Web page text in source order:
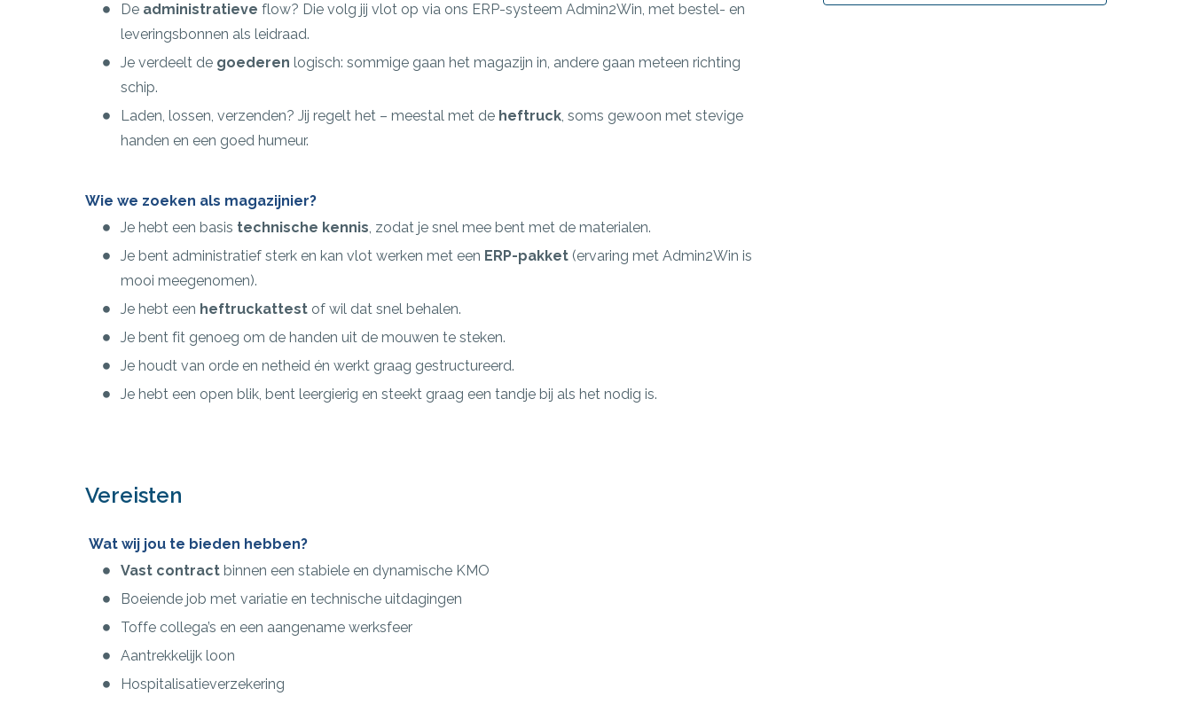
De administratieve flow? Die volg jij vlot op via ons ERP-systeem Admin2Win, met bestel- en
leveringsbonnen als leidraad.
Je verdeelt de goederen logisch: sommige gaan het magazijn in, andere gaan meteen richting
schip.
Laden, lossen, verzenden? Jij regelt het – meestal met de heftruck, soms gewoon met stevige
handen en een goed humeur.
Wie we zoeken als magazijnier?
Je hebt een basis technische kennis, zodat je snel mee bent met de materialen.
Je bent administratief sterk en kan vlot werken met een ERP-pakket (ervaring met Admin2Win is
mooi meegenomen).
Je hebt een heftruckattest of wil dat snel behalen.
Je bent fit genoeg om de handen uit de mouwen te steken.
Je houdt van orde en netheid én werkt graag gestructureerd.
Je hebt een open blik, bent leergierig en steekt graag een tandje bij als het nodig is.
Vereisten
Wat wij jou te bieden hebben?
Vast contract binnen een stabiele en dynamische KMO
Boeiende job met variatie en technische uitdagingen
Toffe collega’s en een aangename werksfeer
Aantrekkelijk loon
Hospitalisatieverzekering